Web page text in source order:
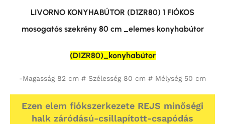
LIVORNO KONYHABÚTOR (D1ZR80) 1 FIÓKOS
mosogatós szekrény 80 cm _elemes konyhabútor
(D1ZR80)_konyhabútor
-Magasság 82 cm # Szélesség 80 cm # Mélység 50 cm
Ezen elem fiókszerkezete REJS minőségi
halk záródású-csillapított-csapódás